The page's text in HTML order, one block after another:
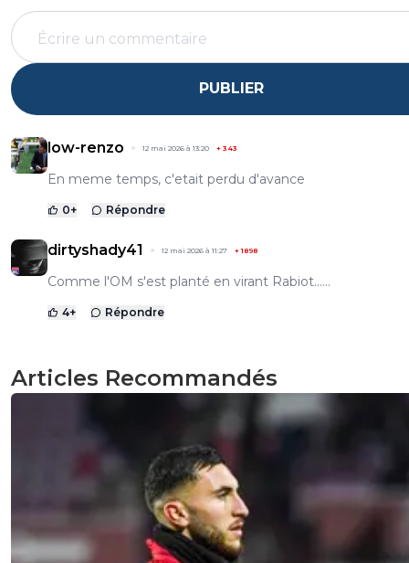
PUBLIER
low-renzo 12 mai 2026 à 13:20 + 343
En meme temps, c'etait perdu d'avance
0+ Répondre
dirtyshady41 12 mai 2026 à 11:27 +1898
Comme l'OM s'est planté en virant Rabiot......
4+ Répondre
Articles Recommandés